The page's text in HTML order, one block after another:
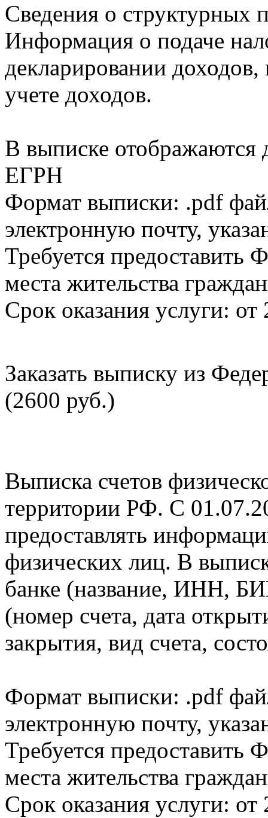
Сведения о структурных
Информация о подаче
декларировании доходов,
учете доходов.
В выписке
ЕГРН
Формат выписки: .pdf
электронную почту,
Требуется
места жительства
Срок оказания услуги: от
Заказать выписку из
(2600 руб.)
Выписка счетов
территории РФ. С
предоставлять
физических лиц. В
банке (название, ИНН,
(номер счета, дата
закрытия, вид счета,
Формат выписки: .pdf
электронную почту,
Требуется
места жительства
Срок оказания услуги: от